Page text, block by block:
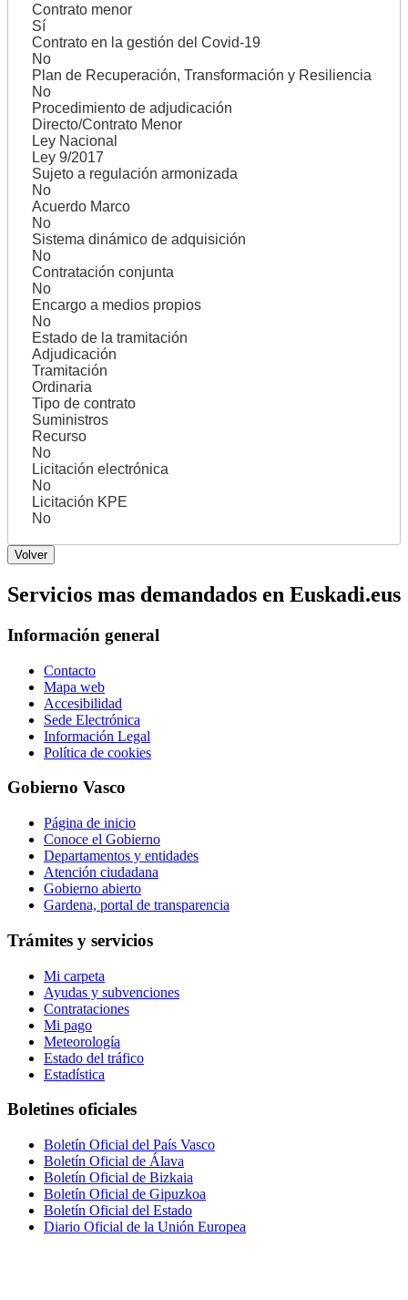
Contrato menor
Sí
Contrato en la gestión del Covid-19
No
Plan de Recuperación, Transformación y Resiliencia
No
Procedimiento de adjudicación
Directo/Contrato Menor
Ley Nacional
Ley 9/2017
Sujeto a regulación armonizada
No
Acuerdo Marco
No
Sistema dinámico de adquisición
No
Contratación conjunta
No
Encargo a medios propios
No
Estado de la tramitación
Adjudicación
Tramitación
Ordinaria
Tipo de contrato
Suministros
Recurso
No
Licitación electrónica
No
Licitación KPE
No
Servicios mas demandados en Euskadi.eus
Información general
Contacto
Mapa web
Accesibilidad
Sede Electrónica
Información Legal
Política de cookies
Gobierno Vasco
Página de inicio
Conoce el Gobierno
Departamentos y entidades
Atención ciudadana
Gobierno abierto
Gardena, portal de transparencia
Trámites y servicios
Mi carpeta
Ayudas y subvenciones
Contrataciones
Mi pago
Meteorología
Estado del tráfico
Estadística
Boletines oficiales
Boletín Oficial del País Vasco
Boletín Oficial de Álava
Boletín Oficial de Bizkaia
Boletín Oficial de Gipuzkoa
Boletín Oficial del Estado
Diario Oficial de la Unión Europea